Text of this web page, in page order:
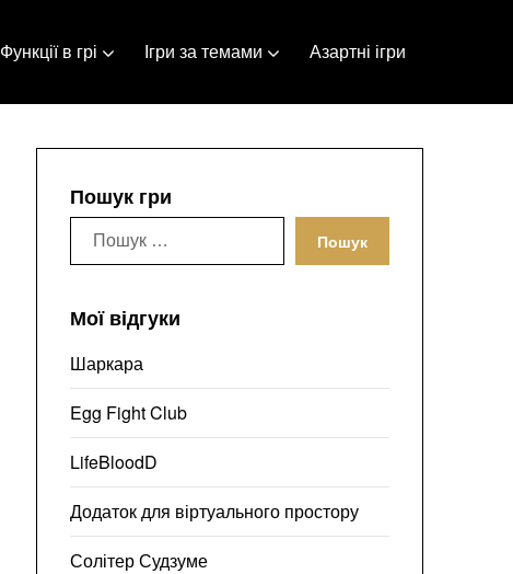
Функції в грі Ігри за темами Азартні ігри
Пошук гри
Пошук:
Мої відгуки
Шаркара
Egg Fight Club
LifeBloodD
Додаток для віртуального простору
Солітер Судзуме